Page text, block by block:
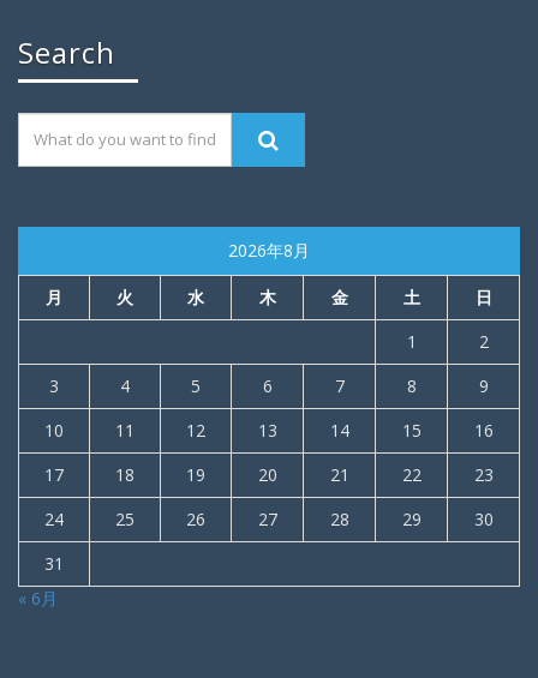
Search
2026年8月
月 火 水 木 金 土
日
1
2
3
4 5 6 7 8
9
10
11 12 13 14 15
16
17
18 19 20 21 22
23
24
25 26 27 28 29
30
31
« 6月